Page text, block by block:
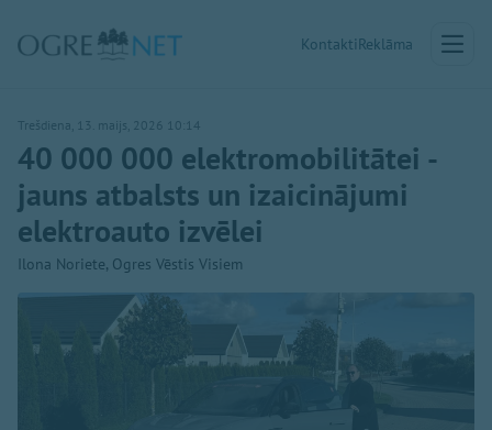
KontaktiReklāma
Trešdiena, 13. maijs, 2026 10:14
40 000 000 elektromobilitātei -
jauns atbalsts un izaicinājumi
elektroauto izvēlei
Ilona Noriete, Ogres Vēstis Visiem